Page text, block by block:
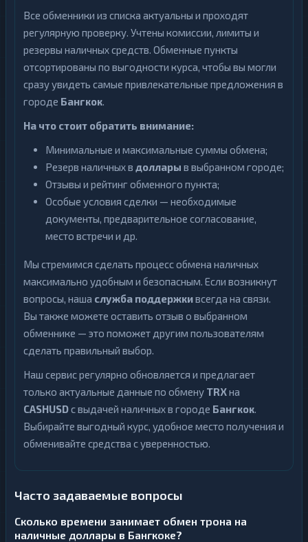
Все обменники из списка актуальны и проходят
регулярную проверку. Учтены комиссии, лимиты и
резервы наличных средств. Обменные пункты
отсортированы по выгодности курса, чтобы вы могли
сразу увидеть самые привлекательные предложения в
городе Бангкок.
На что стоит обратить внимание:
Минимальные и максимальные суммы обмена;
Резерв наличных в доллары в выбранном городе;
Отзывы и рейтинг обменного пункта;
Особые условия сделки — необходимые
документы, предварительное согласование,
место встречи и др.
Мы стремимся сделать процесс обмена наличных
максимально удобным и безопасным. Если возникнут
вопросы, наша служба поддержкивсегда на связи.
Вы также можете оставить отзыв о выбранном
обменнике — это поможет другим пользователям
сделать правильный выбор.
Наш сервис регулярно обновляется и предлагает
только актуальные данные по обмену TRXна
CASHUSDс выдачей наличных в городе Бангкок.
Выбирайте выгодный курс, удобное место получения и
обменивайте средства с уверенностью.
Часто задаваемые вопросы
Сколько времени занимает обмен трона на
наличные доллары в Бангкоке?